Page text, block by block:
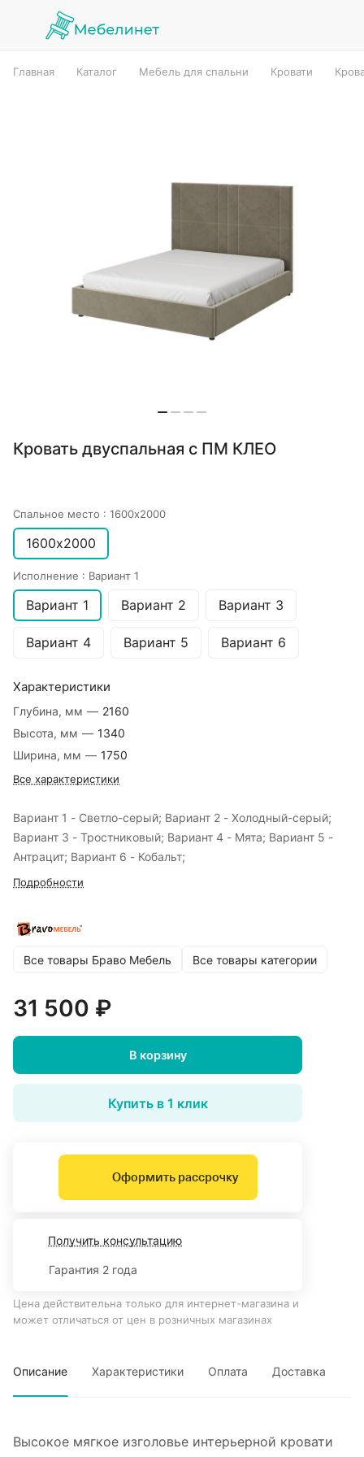
Главная Каталог Мебель для спальни Кровати
Кровать двуспальная с ПМ КЛЕО
Спальное место : 1600х2000
1600х2000
Исполнение : Вариант 1
Вариант 1 Вариант 2 Вариант 3
Вариант 4 Вариант 5 Вариант 6
Характеристики
Глубина, мм — 2160
Высота, мм — 1340
Ширина, мм — 1750
Все характеристики
Вариант 1 - Светло-серый; Вариант 2 - Холодный-серый;
Вариант 3 - Тростниковый; Вариант 4 - Мята; Вариант 5 -
Антрацит; Вариант 6 - Кобальт;
Подробности
Все товары Браво Мебель Все товары категории
31 500 ₽
В корзину
Купить в 1 клик
Оформить рассрочку
Получить консультацию
Гарантия 2 года
Цена действительна только для интернет-магазина и
может отличаться от цен в розничных магазинах
Описание Характеристики Оплата Доставка
Высокое мягкое изголовье интерьерной кровати